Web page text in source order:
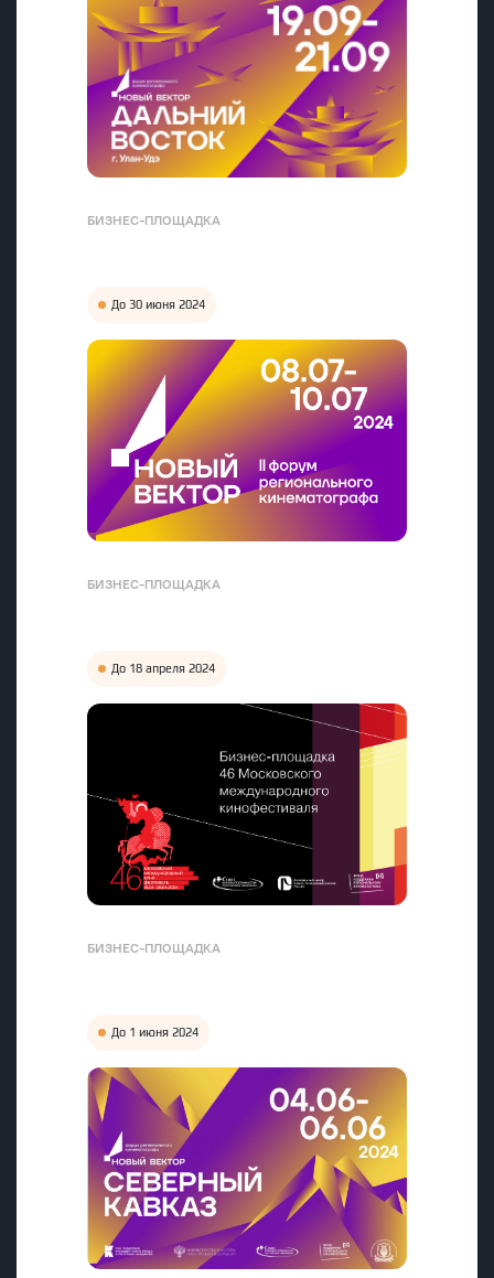
БИЗНЕС-ПЛОЩАДКА
До 30 июня 2024
БИЗНЕС-ПЛОЩАДКА
До 18 апреля 2024
БИЗНЕС-ПЛОЩАДКА
До 1 июня 2024